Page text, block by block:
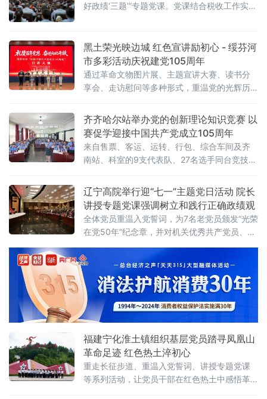
好政绩‘三题’”专题党课。党课结合税收工作实
实担当，把为民惠企
黑土荣光映边城 红色宣讲励初心 - 绥芬河
市多彩活动庆祝建党105周年
通过革命文物图片展、主题宣讲大赛、读书分
享会、走访慰问等多种形式，重温党的光辉历
日，“黑土荣光 薪火相传——黑龙江革命文物图
片展”在绥芬河市博物馆正式开展。展览由东北
烈士纪念馆、绥芬河市委组织部
齐齐哈尔站举办党的创新理论知识竞赛 以
赛促学迎接中国共产党成立105周年
来自售票、客运、运转、行包、综合车间及齐
南站、科室的9支代表队、27名选手同台竞技，
理论武装走深走实。此次竞赛设置必答题、抢
答题、风险题及加赛题四个环节，内容涵盖党
史基础知识、党的二十大及二十届
辽宁高院举行迎“七一”主题党日活动 院长
讲授专题党课强调树立和践行正确政绩观
全体党员重温入党誓词，为7名老党员颁发“光荣
在党50年”纪念章，并对机关优秀共产党员、优
秀党务工作者和先进基层党组织进行表彰。省
高级人民法院党组书记、院长葛迪出席活动，
并以“树立和践行正确政绩观，打基础、抓落
实、树形象，奋力推进全省法院工作高质量发
展”为题，为全体干警讲
福建宁化淮土镇组织基层党员踏寻凤凰山
革命足迹 红色热土淬初心
重走长征步道、重温入党誓词、讲授专题党课
等系列活动，让党员干部在红色热土中感悟革